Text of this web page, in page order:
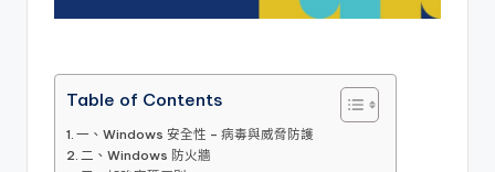
Table of Contents
一、Windows 安全性 – 病毒與威脅防護
二、Windows 防火牆